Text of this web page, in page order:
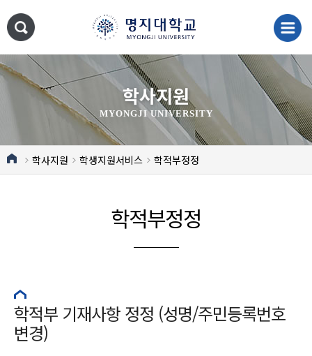
학사지원
MYONGJI UNIVERSITY
학사지원 학생지원서비스 학적부정정
학적부정정
학적부 기재사항 정정 (성명/주민등록번호
변경)